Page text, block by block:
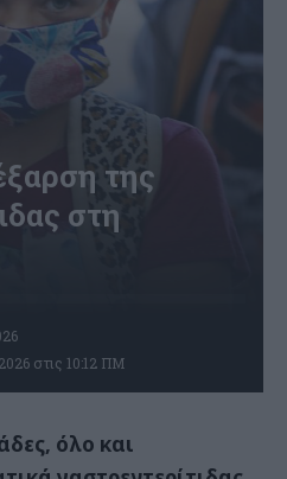
της
στη
στις 10:12 ΠΜ
όλο και